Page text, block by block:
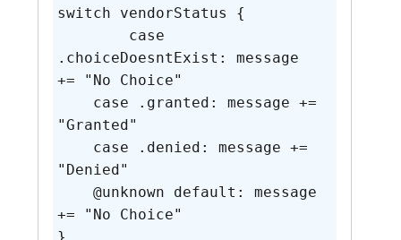
switch vendorStatus {
.choiceDoesntExist: message
+= "No Choice"
"Granted"
"Denied"
+= "No Choice"